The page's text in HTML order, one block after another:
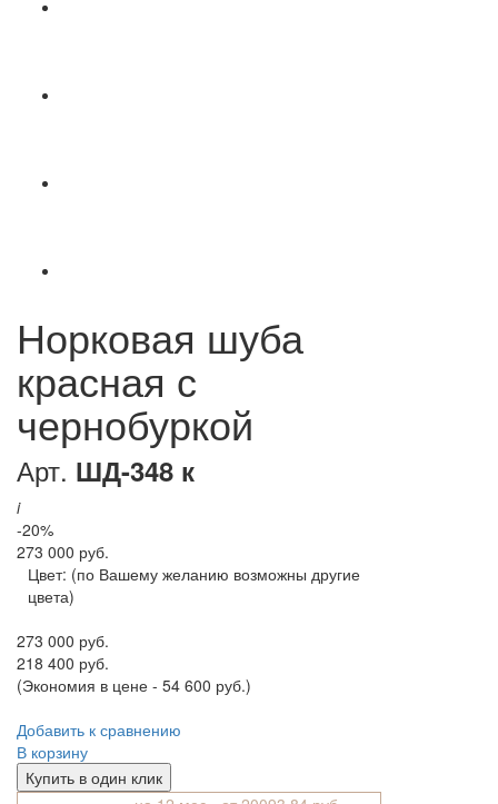
Норковая шуба
красная с
чернобуркой
Арт. ШД-348 к
i
-20%
273 000 руб.
Цвет: (по Вашему желанию возможны другие
цвета)
273 000 руб.
218 400 руб.
(Экономия в цене - 54 600 руб.)
Добавить к сравнению
В корзину
Купить в один клик